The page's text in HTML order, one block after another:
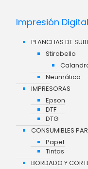
Impresión Digital
PLANCHAS DE
Stirobello
Neumática
IMPRESORAS
Epson
DTF
DTG
CONSUMIBLES
Papel
Tintas
BORDADO Y